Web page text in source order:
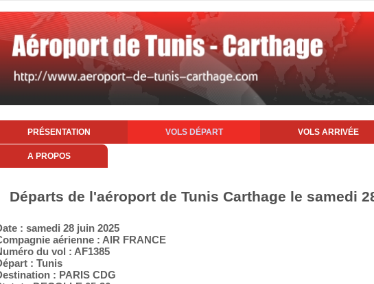
PRÉSENTATION VOLS DÉPART VOLS ARRIVÉE
A PROPOS
Départs de l'aéroport de Tunis Carthage le samedi
: samedi 28 juin 2025
aérienne : AIR FRANCE
du vol : AF1385
: Tunis
: PARIS CDG